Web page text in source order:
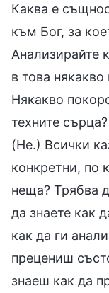
Каква е
към Бог, за
Анализирайте
в това някакво
Някакво
техните
(Не.) Всички
конкретни, по
неща? Трябва
да знаете как
как да ги
прецениш
знаеш как да